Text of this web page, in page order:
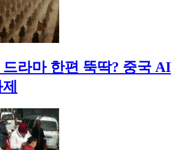
드라마 한편 뚝딱? 중국 AI